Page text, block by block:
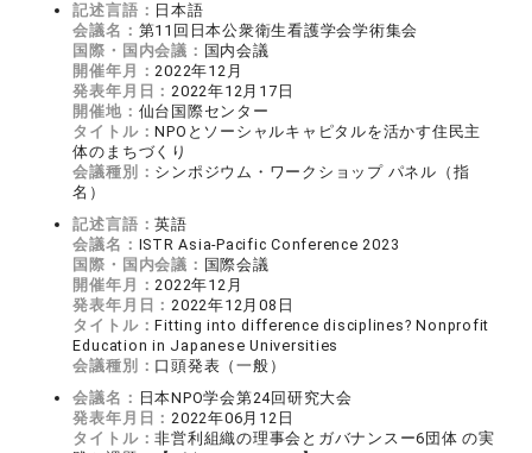
記述言語： 日本語
会議名： 第11回日本公衆衛生看護学会学術集会
国際・国内会議： 国内会議
開催年月：2022年12月
発表年月日：2022年12月17日
開催地： 仙台国際センター
タイトル：NPOとソーシャルキャピタルを活かす住民主
体のまちづくり
会議種別： シンポジウム・ワークショップ パネル（指
名）
記述言語：英語
会議名： ISTR Asia-Pacific Conference 2023
国際・国内会議： 国際会議
開催年月：2022年12月
発表年月日：2022年12月08日
タイトル：Fitting into difference disciplines? Nonprofit
Education in Japanese Universities
会議種別： 口頭発表（一般）
会議名： 日本NPO学会第24回研究大会
発表年月日：2022年06月12日
タイトル：非営利組織の理事会とガバナンスー6団体 の実